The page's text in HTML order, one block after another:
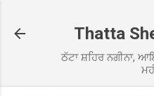
Thatta
ਠੱਟਾ ਸ਼ਹਿਰ ਨਗੀਨਾ,